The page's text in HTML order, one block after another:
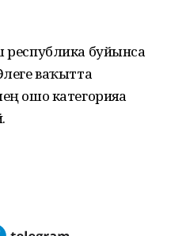
буйынса
ваҡытта
ошо категорияға